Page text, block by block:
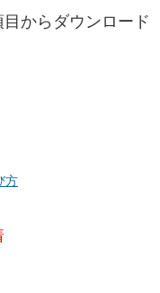
からダウンロード
方